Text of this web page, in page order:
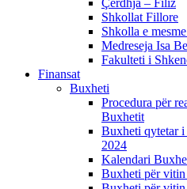
Çerdhja – Filiz
Shkollat Fillore
Shkolla e
Medreseja Isa
Fakulteti i
Finansat
Buxheti
Procedura për
Buxhetit
Buxheti qytetar i
2024
Kalendari
Buxheti për